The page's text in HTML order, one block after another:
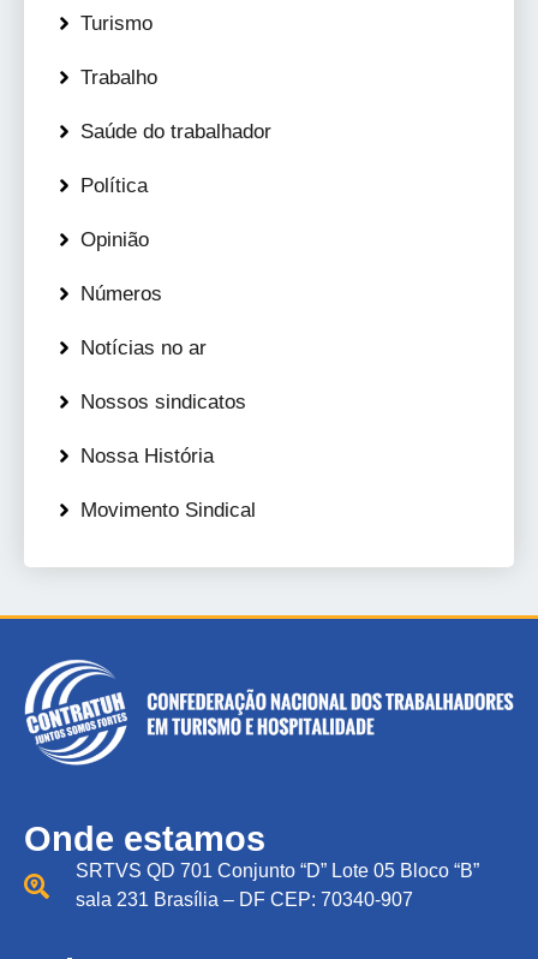
Turismo
Trabalho
Saúde do trabalhador
Política
Opinião
Números
Notícias no ar
Nossos sindicatos
Nossa História
Movimento Sindical
Onde estamos
SRTVS QD 701 Conjunto “D” Lote 05 Bloco “B”
sala 231 Brasília – DF CEP: 70340-907